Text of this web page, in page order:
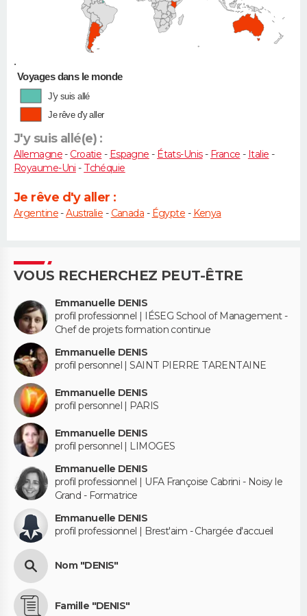
•
Voyages dans le monde
J'y suis allé
Je rêve d'y aller
J'y suis allé(e) :
Allemagne- Croatie - Espagne - États-Unis- France - Italie -
Royaume-Uni - Tchéquie
Je rêve d'y aller :
Argentine-Australie - Canada - Égypte - Kenya
VOUS RECHERCHEZ PEUT-ÊTRE
Emmanuelle DENIS
profil professionnel | IÉSEG School of Management -
Chef de projets formation continue
Emmanuelle DENIS
profil personnel | SAINT PIERRE TARENTAINE
Emmanuelle DENIS
profil personnel | PARIS
Emmanuelle DENIS
profil personnel | LIMOGES
Emmanuelle DENIS
profil professionnel | UFA Françoise Cabrini - Noisy le
Grand - Formatrice
Emmanuelle DENIS
profil professionnel | Brest'aim - Chargée d'accueil
Nom "DENIS"
Famille "DENIS"